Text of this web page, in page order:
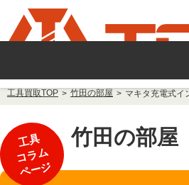
工具買取TOP 竹田の部屋 マキタ充電式イ
工具
コラム
ページ
竹田の部屋